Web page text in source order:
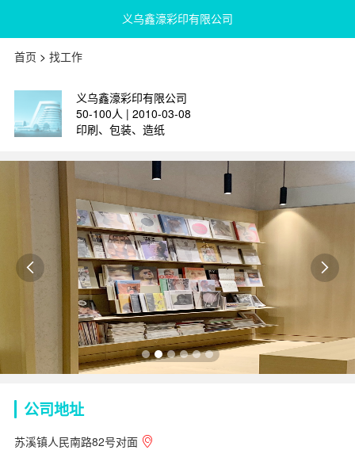
义乌鑫濠彩印有限公司
首页 > 找工作
义乌鑫濠彩印有限公司
50-100人 | 2010-03-08
印刷、包装、造纸
 
公司地址
苏溪镇人民南路82号对面